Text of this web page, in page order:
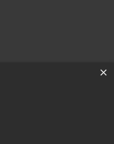
×